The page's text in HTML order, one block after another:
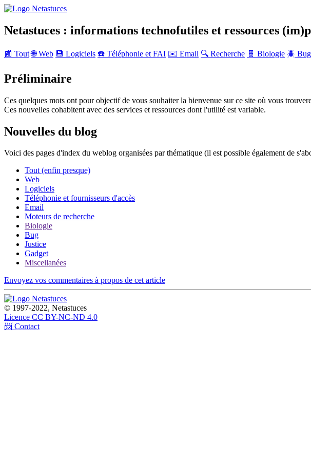
Netastuces : informations technofutiles et ressources
📰 Tout 🌐 Web 💾 Logiciels ☎️ Téléphonie et FAI ✉️ Email 🔍 Recherche 🧬 Biologie 🪲 Bug
Préliminaire
Ces quelques mots ont pour objectif de vous souhaiter la bienvenue sur ce site où vous
Ces nouvelles cohabitent avec des services et ressources dont l'utilité est variable.
Nouvelles du blog
Voici des pages d'index du weblog organisées par thématique (il est possible également de
Tout (enfin presque)
Web
Logiciels
Téléphonie et fournisseurs d'accès
Email
Moteurs de recherche
Biologie
Bug
Justice
Gadget
Miscellanées
Envoyez vos commentaires à propos de cet article
© 1997-2022, Netastuces
Licence CC BY-NC-ND 4.0
📨 Contact